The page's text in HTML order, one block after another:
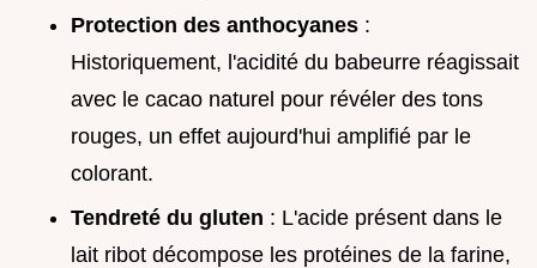
Protection des anthocyanes :
Historiquement, l'acidité du babeurre réagissait
avec le cacao naturel pour révéler des tons
rouges, un effet aujourd'hui amplifié par le
colorant.
Tendreté du gluten : L'acide présent dans le
lait ribot décompose les protéines de la farine,